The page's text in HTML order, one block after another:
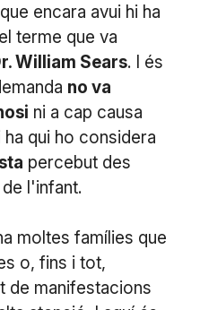
encara avui hi ha
terme que va
William Sears. I és
no va
ni a cap causa
qui ho considera
percebut des
l'infant.
moltes famílies que
o, fins i tot,
de manifestacions